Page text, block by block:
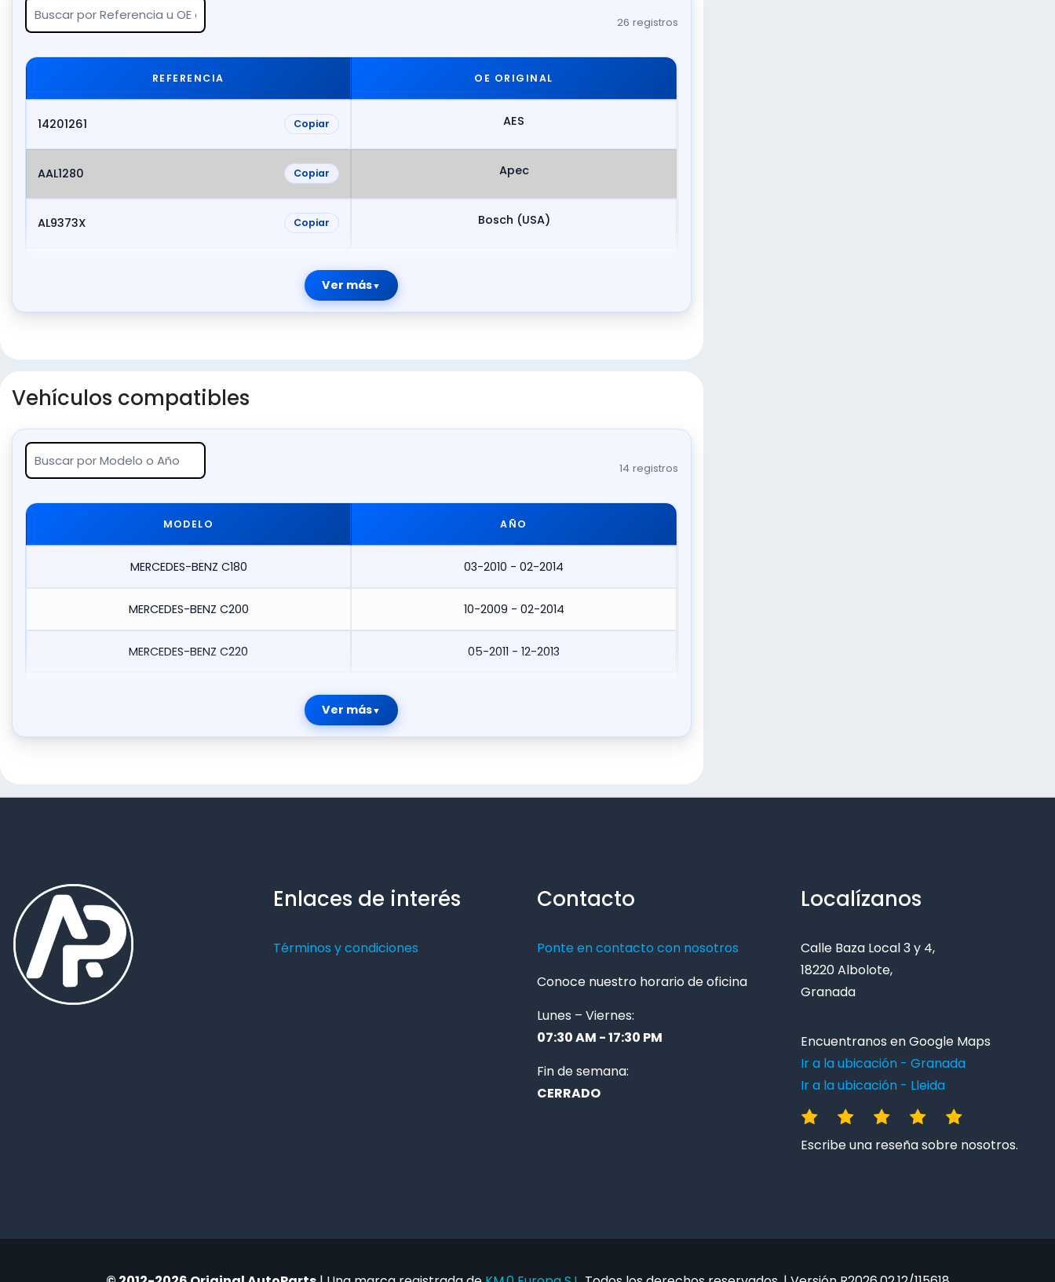
26 registros
REFERENCIA OE ORIGINAL
14201261 Copiar AES
AAL1280 Copiar Apec
AL9373X Copiar Bosch (USA)
Ver más
Vehículos compatibles
14 registros
MODELO AÑO
MERCEDES-BENZ C180 03-2010 - 02-2014
MERCEDES-BENZ C200 10-2009 - 02-2014
MERCEDES-BENZ C220 05-2011 - 12-2013
Ver más
Enlaces de interés
Términos y condiciones
Contacto
Ponte en contacto con nosotros
Conoce nuestro horario de oficina
Lunes – Viernes:
07:30 AM - 17:30 PM
Fin de semana:
CERRADO
Localízanos
Calle Baza Local 3 y 4,
18220 Albolote,
Granada
Encuentranos en Google Maps
Ir a la ubicación - Granada
Ir a la ubicación - Lleida
Escribe una reseña sobre nosotros.